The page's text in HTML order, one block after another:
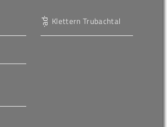
Klettern Trubachtal